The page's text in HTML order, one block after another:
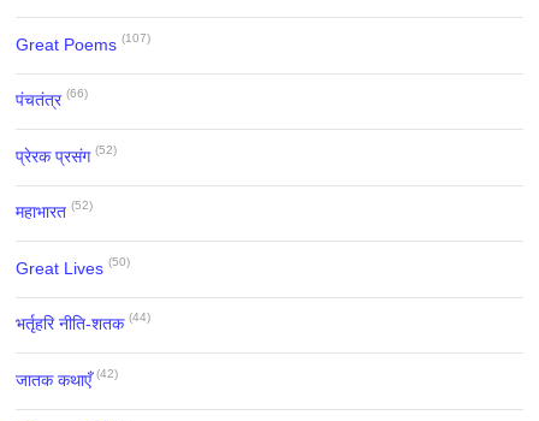
Great Poems (107)
पंचतंत्र (66)
प्रेरक प्रसंग (52)
महाभारत (52)
Great Lives (50)
भर्तृहरि नीति-शतक (44)
जातक कथाएँ (42)